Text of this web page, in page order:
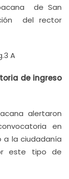
de San
del rector
A
de ingreso
alertaron
en
a la ciudadanía
este tipo de